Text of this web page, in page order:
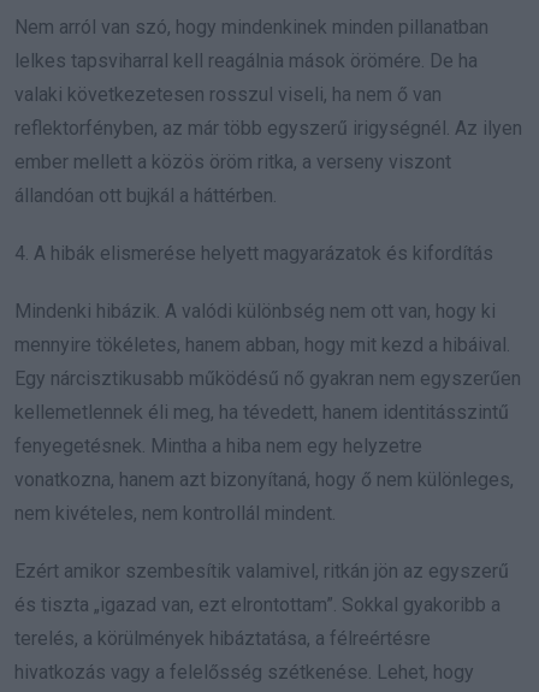
Nem arról van szó, hogy mindenkinek minden pillanatban
lelkes tapsviharral kell reagálnia mások örömére. De ha
valaki következetesen rosszul viseli, ha nem ő van
reflektorfényben, az már több egyszerű irigységnél. Az ilyen
ember mellett a közös öröm ritka, a verseny viszont
állandóan ott bujkál a háttérben.
4. A hibák elismerése helyett magyarázatok és kifordítás
Mindenki hibázik. A valódi különbség nem ott van, hogy ki
mennyire tökéletes, hanem abban, hogy mit kezd a hibáival.
Egy nárcisztikusabb működésű nő gyakran nem egyszerűen
kellemetlennek éli meg, ha tévedett, hanem identitásszintű
fenyegetésnek. Mintha a hiba nem egy helyzetre
vonatkozna, hanem azt bizonyítaná, hogy ő nem különleges,
nem kivételes, nem kontrollál mindent.
Ezért amikor szembesítik valamivel, ritkán jön az egyszerű
és tiszta „igazad van, ezt elrontottam”. Sokkal gyakoribb a
terelés, a körülmények hibáztatása, a félreértésre
hivatkozás vagy a felelősség szétkenése. Lehet, hogy